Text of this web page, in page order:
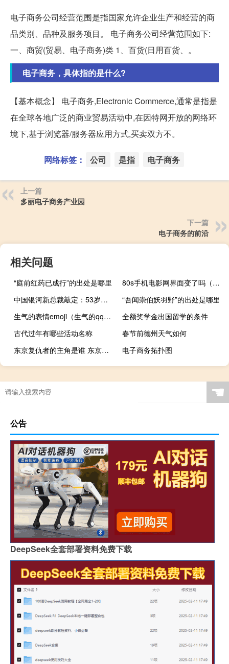
电子商务公司经营范围是指国家允许企业生产和经营的商
品类别、品种及服务项目。 电子商务公司经营范围如下:
一、商贸(贸易、电子商务)类 1、百货(日用百货、。
电子商务，具体指的是什么?
【基本概念】 电子商务,Electronic Commerce,通常是指是
在全球各地广泛的商业贸易活动中,在因特网开放的网络环
境下,基于浏览器/服务器应用方式,买卖双方不。
网络标签： 公司 是指 电子商务
上一篇
多丽电子商务产业园
下一篇
电子商务的前沿
相关问题
“庭前红药已成行”的出处是哪里
80s手机电影网界面变了吗（8s手机电影网）
中国银河新总裁敲定：53岁副总裁薛军升任曾在证监会工作十余年
“吾闻崇伯妖羽野”的出处是哪里
生气的表情emoji（生气的qq表情）
全额奖学金出国留学的条件
古代过年有哪些活动名称
春节前德州天气如何
东京复仇者的主角是谁 东京复仇者真人版电影
电子商务拓扑图
☚
公告
DeepSeek全套部署资料免费下载